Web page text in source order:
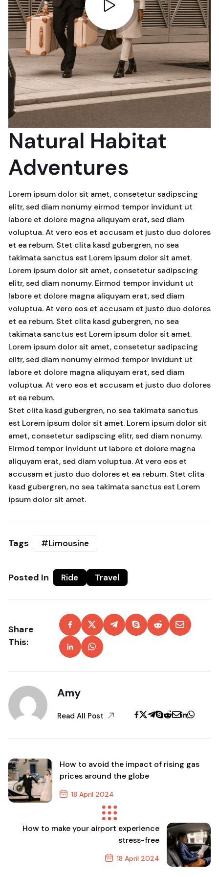
Natural Habitat
Adventures
Lorem ipsum dolor sit amet, consetetur sadipscing
elitr, sed diam nonumy eirmod tempor invidunt ut
labore et dolore magna aliquyam erat, sed diam
voluptua. At vero eos et accusam et justo duo dolores
et ea rebum. Stet clita kasd gubergren, no sea
takimata sanctus est Lorem ipsum dolor sit amet.
Lorem ipsum dolor sit amet, consetetur sadipscing
elitr, sed diam nonumy. Eirmod tempor invidunt ut
labore et dolore magna aliquyam erat, sed diam
voluptua. At vero eos et accusam et justo duo dolores
et ea rebum. Stet clita kasd gubergren, no sea
takimata sanctus est Lorem ipsum dolor sit amet.
Lorem ipsum dolor sit amet, consetetur sadipscing
elitr, sed diam nonumy eirmod tempor invidunt ut
labore et dolore magna aliquyam erat, sed diam
voluptua. At vero eos et accusam et justo duo dolores
et ea rebum.
Stet clita kasd gubergren, no sea takimata sanctus
est Lorem ipsum dolor sit amet. Lorem ipsum dolor sit
amet, consetetur sadipscing elitr, sed diam nonumy.
Eirmod tempor invidunt ut labore et dolore magna
aliquyam erat, sed diam voluptua. At vero eos et
accusam et justo duo dolores et ea rebum. Stet clita
kasd gubergren, no sea takimata sanctus est Lorem
ipsum dolor sit amet.
Tags #Limousine
Posted In Ride Travel
Share
This:
Amy
Read All Post
How to avoid the impact of rising gas
prices around the globe
18 April 2024
Previous Post
How to make your airport experience
stress-free
18 April 2024